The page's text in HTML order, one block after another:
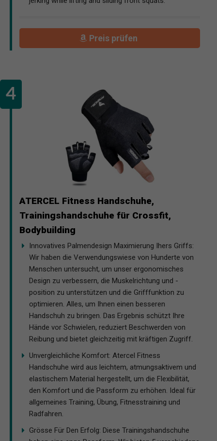
Preis prüfen
ATERCEL Fitness Handschuhe,
Trainingshandschuhe für Crossfit,
Bodybuilding
Innovatives Palmendesign Maximierung Ihers Griffs:
Wir haben die Verwendungswiese von Hunderte von
Menschen untersucht, um unser ergonomisches
Design zu verbessern, die Muskelrichtung und -
position zu unterstützen und die Grifffunktion zu
optimieren. Alles, um Ihnen einen besseren
Handschuh zu bringen. Das Ergebnis schützt Ihre
Hände vor Schwielen, reduziert Beschwerden von
Reibung und bietet gleichzeitig mit kräftigen Zugriff.
Unvergleichliche Komfort: Atercel Fitness
Handschuhe wird aus leichtem, atmungsaktivem und
elastischem Material hergestellt, um die Flexibilität,
den Komfort und die Passform zu erhöhen. Ideal für
allgemeines Training, Übung, Fitnesstraining und
Radfahren.
Grösse Für Den Erfolg: Diese Trainingshandschuhe